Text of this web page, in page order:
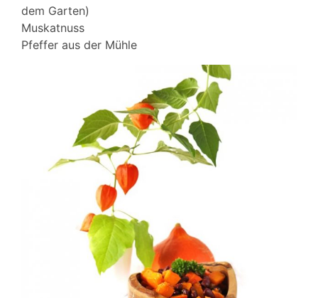
dem Garten)
Muskatnuss
Pfeffer aus der Mühle